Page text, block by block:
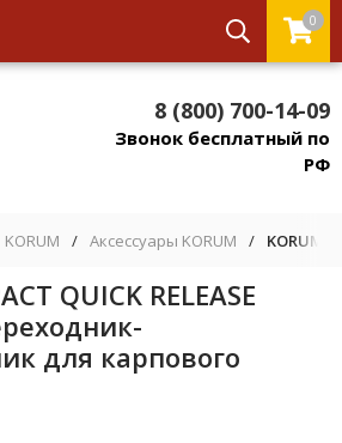
0
8 (800) 700-14-09
Звонок бесплатный по
РФ
KORUM / Аксессуары KORUM / KORUM
QUICK RELEASE
для карпового